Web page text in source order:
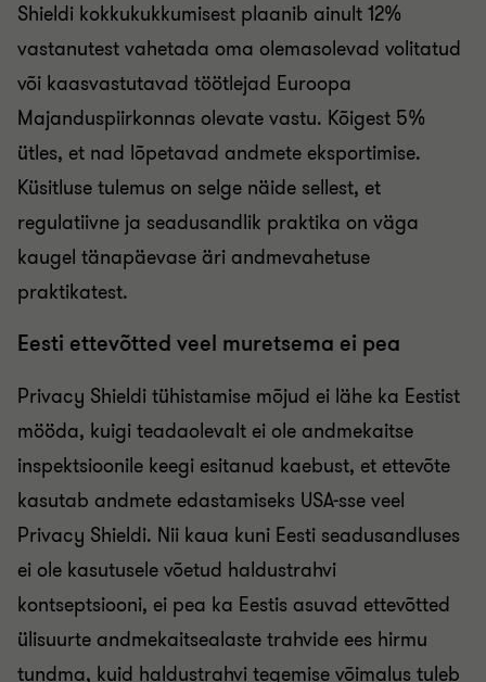
Shieldi kokkukukkumisest plaanib ainult 12%
vastanutest vahetada oma olemasolevad volitatud
või kaasvastutavad töötlejad Euroopa
Majanduspiirkonnas olevate vastu. Kõigest 5%
ütles, et nad lõpetavad andmete eksportimise.
Küsitluse tulemus on selge näide sellest, et
regulatiivne ja seadusandlik praktika on väga
kaugel tänapäevase äri andmevahetuse
praktikatest.
Eesti ettevõtted veel muretsema ei pea
Privacy Shieldi tühistamise mõjud ei lähe ka Eestist
mööda, kuigi teadaolevalt ei ole andmekaitse
inspektsioonile keegi esitanud kaebust, et ettevõte
kasutab andmete edastamiseks USA-sse veel
Privacy Shieldi. Nii kaua kuni Eesti seadusandluses
ei ole kasutusele võetud haldustrahvi
kontseptsiooni, ei pea ka Eestis asuvad ettevõtted
ülisuurte andmekaitsealaste trahvide ees hirmu
tundma, kuid haldustrahvi tegemise võimalus tuleb